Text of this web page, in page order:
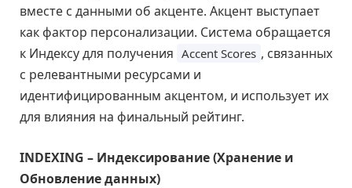
вместе с данными об акценте. Акцент выступает
как фактор персонализации. Система обращается
к Индексу для получения Accent Scores , связанных
с релевантными ресурсами и
идентифицированным акцентом, и использует их
для влияния на финальный рейтинг.
INDEXING – Индексирование (Хранение и
Обновление данных)